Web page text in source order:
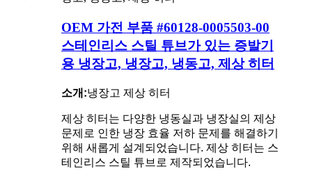
OEM 가전 부품 #60128-0005503-00
스테인리스 스틸 튜브가 있는 증발기
용 냉장고, 냉장고, 냉동고, 제상 히터
소개:냉장고 제상 히터
제상 히터는 다양한 냉동실과 냉장실의 제상
문제로 인한 냉장 효율 저하 문제를 해결하기
위해 새롭게 설계되었습니다. 제상 히터는 스
테인리스 스틸 튜브로 제작되었습니다.